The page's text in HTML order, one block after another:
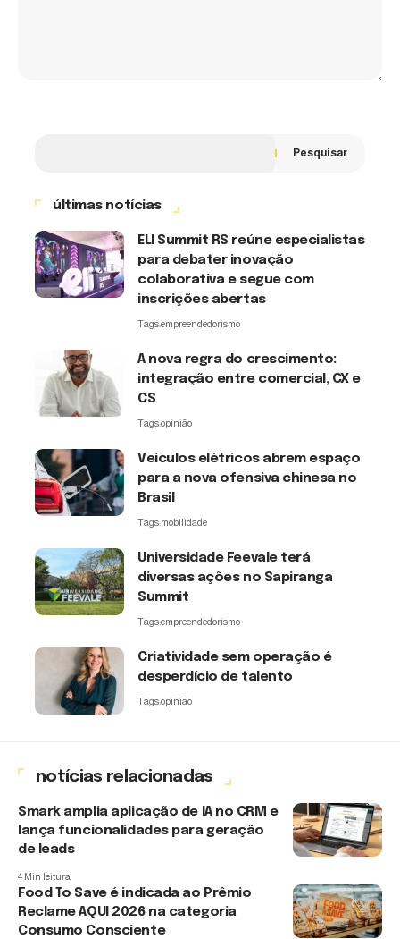
Pesquisar
últimas notícias
ELI Summit RS reúne especialistas
para debater inovação
colaborativa e segue com
inscrições abertas
Tags:empreendedorismo
A nova regra do crescimento:
integração entre comercial, CX e
CS
Tags:opinião
Veículos elétricos abrem espaço
para a nova ofensiva chinesa no
Brasil
Tags:mobilidade
Universidade Feevale terá
diversas ações no Sapiranga
Summit
Tags:empreendedorismo
Criatividade sem operação é
desperdício de talento
Tags:opinião
notícias relacionadas
Smark amplia aplicação de IA no CRM e
lança funcionalidades para geração
de leads
4 Min leitura
Food To Save é indicada ao Prêmio
Reclame AQUI 2026 na categoria
Consumo Consciente